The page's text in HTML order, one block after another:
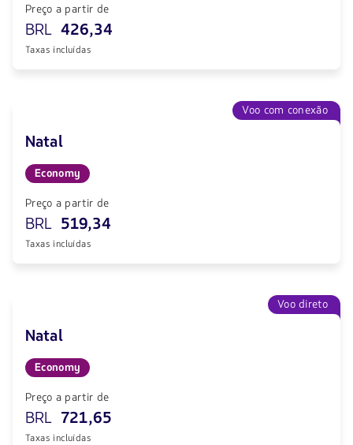
Preço a partir de
BRL 426,34
Taxas incluídas
Voo com conexão
Natal
Economy
Preço a partir de
BRL 519,34
Taxas incluídas
Voo direto
Natal
Economy
Preço a partir de
BRL 721,65
Taxas incluídas